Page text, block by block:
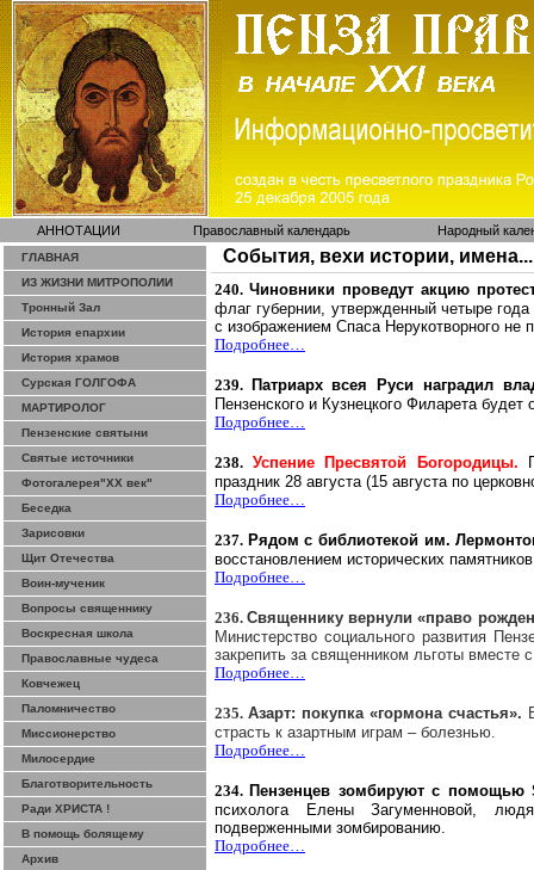
АННОТАЦИИ Православный календарь Народный
ГЛАВНАЯ
ИЗ ЖИЗНИ МИТРОПОЛИИ
Тронный Зал
История епархии
История храмов
Сурская ГОЛГОФА
МАРТИРОЛОГ
Пензенские святыни
Святые источники
Фотогалерея"ХХ век"
Беседка
Зарисовки
Щит Отечества
Воин-мученик
Вопросы священнику
Воскресная школа
Православные чудеса
Ковчежец
Паломничество
Миссионерство
Милосердие
Благотворительность
Ради ХРИСТА !
В помощь болящему
Архив
События, вехи истории, имена...
240. Чиновники проведут акцию
флаг губернии, утвержденный четыре
с изображением Спаса Нерукотворного не
Подробнее…
239. Патриарх всея Руси наградил
Пензенского и Кузнецкого Филарета будет
Подробнее…
238. Успение Пресвятой Богородицы.
праздник 28 августа (15 августа по
Подробнее…
237. Рядом с библиотекой им.
восстановлением исторических
Подробнее…
236.Священнику вернули «право
Министерство социального развития
закрепить за священником льготы вместе
Подробнее…
235. Азарт: покупка «гормона счастья».
страсть к азартным играм – болезнью.
Подробнее…
234. Пензенцев зомбируютс помощью
психолога ЕленыЗагуменновой,
подверженными зомбированию.
Подробнее…